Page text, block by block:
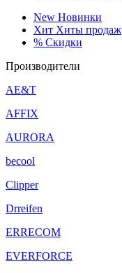
New Новинки
Хит Хиты продаж
% Скидки
Производители
AE&T
AFFIX
AURORA
becool
Clipper
Drreifen
ERRECOM
EVERFORCE